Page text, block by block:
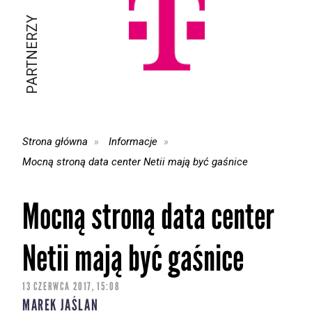
PARTNERZY
Strona główna
Informacje
Mocną stroną data center Netii mają być gaśnice
Mocną stroną data center
Netii mają być gaśnice
13 CZERWCA 2017, 15:08
MAREK JAŚLAN